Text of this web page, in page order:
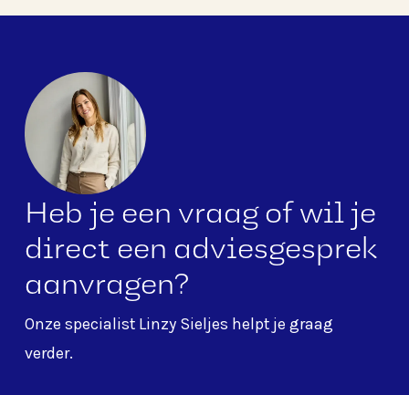
Heb je een vraag of wil je
direct een adviesgesprek
aanvragen?
Onze specialist Linzy Sieljes helpt je graag
verder.